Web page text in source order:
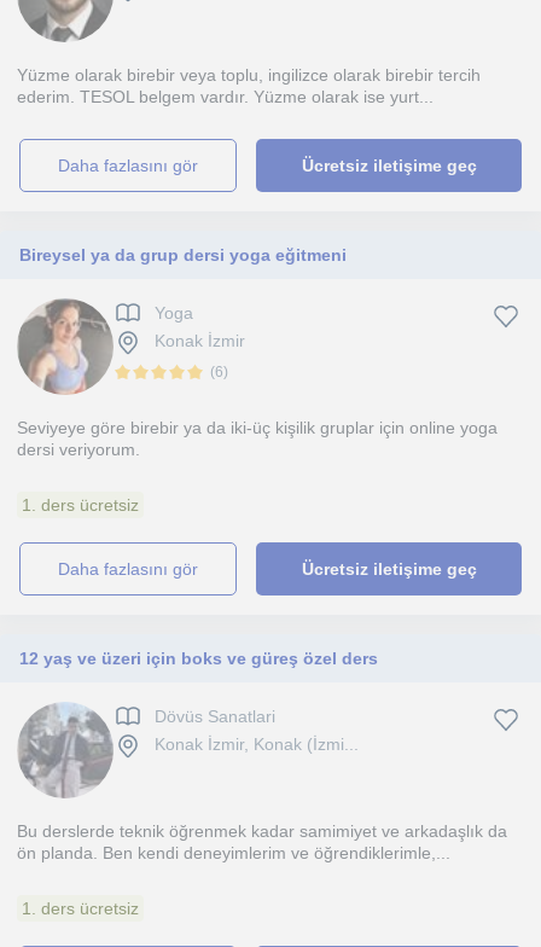
Yüzme olarak birebir veya toplu, ingilizce olarak birebir tercih
ederim. TESOL belgem vardır. Yüzme olarak ise yurt...
daha fazlasını gör Ücretsiz iletişime geç
Bireysel ya da grup dersi yoga eğitmeni
Yoga
Konak İzmir
(6)
Seviyeye göre birebir ya da iki-üç kişilik gruplar için online yoga
dersi veriyorum.
1. ders ücretsiz
daha fazlasını gör Ücretsiz iletişime geç
12 yaş ve üzeri için boks ve güreş özel ders
Dövüs Sanatlari
Konak İzmir, Konak (İzmi...
Bu derslerde teknik öğrenmek kadar samimiyet ve arkadaşlık da
ön planda. Ben kendi deneyimlerim ve öğrendiklerimle,...
1. ders ücretsiz